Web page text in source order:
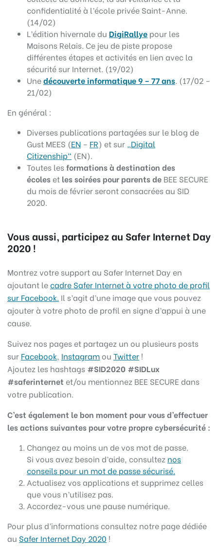
confidentialité à l’école privée Saint-Anne.
(14/02)
L’édition hivernale du DigiRallye pour les
Maisons Relais. Ce jeu de piste propose
différentes étapes et activités en lien avec la
sécurité sur Internet. (19/02)
Unedécouverte informatique 9 – 77 ans. (17/02 –
21/02)
En général :
Diverses publications partagées sur le blog de
Gust MEES (EN – FR) et sur „Digital
Citizenship“ (EN).
Toutes lesformations à destination des
écoles et les soirées pour parents de BEE SECURE
du mois de février seront consacrées au SID
2020.
Vous aussi, participez au Safer Internet Day
2020 !
Montrez votre support au Safer Internet Day en
ajoutant lecadre Safer Internet à votre photo de profil
sur Facebook. Il s’agit d’une image que vous pouvez
ajouter à votre photo de profil en signe d’appui à une
cause.
Suivez nos pages et partagez un ou plusieurs posts
sur Facebook, Instagram ou Twitter !
Ajoutez les hashtags #SID2020 #SIDLux
#saferinternet et/ou mentionnez BEE SECURE dans
votre publication.
C’est également le bon moment pour vous d’effectuer
les actions suivantes pour votre propre cybersécurité :
Changez au moins un de vos mot de passe.
Si vous avez besoin d’aide, consultez nos
conseils pour un mot de passe sécurisé.
Actualisez vos applications et supprimez celles
que vous n’utilisez pas.
Accordez-vous une pause numérique.
Pour plus d’informations consultez notre page dédiée
au Safer Internet Day 2020 !